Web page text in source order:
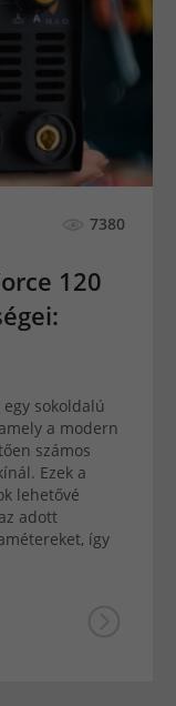
7380
120
sokoldalú
a modern
számos
Ezek a
lehetővé
adott
így